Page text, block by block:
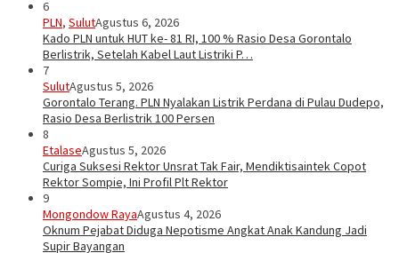
6
PLN, SulutAgustus 6, 2026
Kado PLN untuk HUT ke- 81 RI, 100 % Rasio Desa Gorontalo
Berlistrik, Setelah Kabel Laut Listriki P…
7
SulutAgustus 5, 2026
Gorontalo Terang. PLN Nyalakan Listrik Perdana di Pulau Dudepo,
Rasio Desa Berlistrik 100 Persen
8
EtalaseAgustus 5, 2026
Curiga Suksesi Rektor Unsrat Tak Fair, Mendiktisaintek Copot
Rektor Sompie, Ini Profil Plt Rektor
9
Mongondow RayaAgustus 4, 2026
Oknum Pejabat Diduga Nepotisme Angkat Anak Kandung Jadi
Supir Bayangan